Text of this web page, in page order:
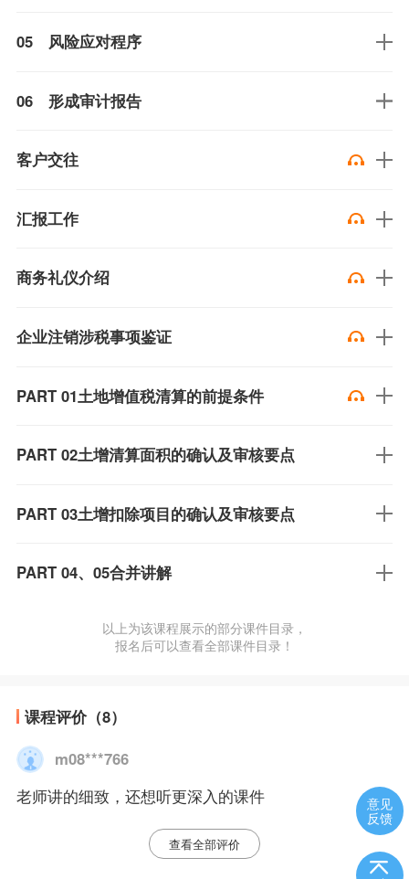
05 风险应对程序
06 形成审计报告
客户交往
汇报工作
商务礼仪介绍
企业注销涉税事项鉴证
PART 01土地增值税清算的前提条件
PART 02土增清算面积的确认及审核要点
PART 03土增扣除项目的确认及审核要点
PART 04、05合并讲解
以上为该课程展示的部分课件目录，
报名后可以查看全部课件目录！
课程评价（8）
m08***766
老师讲的细致，还想听更深入的课件
查看全部评价
意见
反馈